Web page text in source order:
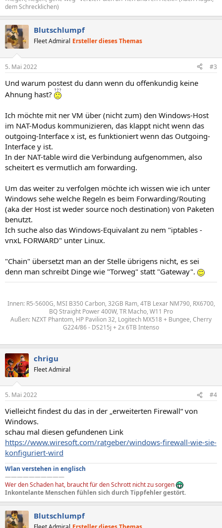
dem Schrecklichen)
Blutschlumpf
Fleet Admiral Ersteller dieses Themas
5. Mai 2022 #3
Und warum postest du dann wenn du offenkundig keine
Ahnung hast?
Ich möchte mit ner VM über (nicht zum) den Windows-Host
im NAT-Modus kommunizieren, das klappt nicht wenn das
outgoing-Interface x ist, es funktioniert wenn das Outgoing-
Interface y ist.
In der NAT-table wird die Verbindung aufgenommen, also
scheitert es vermutlich am forwarding.
Um das weiter zu verfolgen möchte ich wissen wie ich unter
Windows sehe welche Regeln es beim Forwarding/Routing
(aka der Host ist weder source noch destination) von Paketen
benutzt.
Ich suche also das Windows-Equivalant zu nem "iptables -
vnxL FORWARD" unter Linux.
"Chain" übersetzt man an der Stelle übrigens nicht, es sei
denn man schreibt Dinge wie "Torweg" statt "Gateway".
Innen: R5-5600G, MSI B350 Carbon, 32GB Ram, 4TB Lexar NM790, RX6700,
BQ Straight Power 400W, TR Macho, W11 Pro
Außen: NZXT Phantom, HP Pavilion 32, Logitech MX518 + Bungee, Cherry
G224/86 - DS215j + 2x 6TB Intenso
chrigu
Fleet Admiral
5. Mai 2022 #4
Vielleicht findest du das in der „erweiterten Firewall“ von
Windows.
schau mal diesen gefundenen Link
https://www.wiresoft.com/ratgeber/windows-firewall-wie-sie-
konfiguriert-wird
Wlan verstehen in englisch
——————————
Wer den Schaden hat, braucht für den Schrott nicht zu sorgen
Inkontelante Menschen fühlen sich durch Tippfehler gestört.
Blutschlumpf